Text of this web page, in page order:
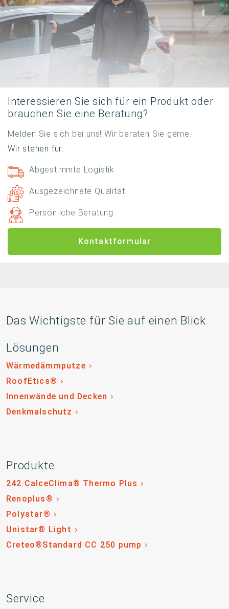
Interessieren Sie sich für ein Produkt oder
brauchen Sie eine Beratung?
Melden Sie sich bei uns! Wir beraten Sie gerne.
Wir stehen für:
Abgestimmte Logistik
Ausgezeichnete Qualität
Persönliche Beratung
Kontaktformular
Das Wichtigste für Sie auf einen Blick
Lösungen
Wärmedämmputze
RoofEtics®
Innenwände und Decken
Denkmalschutz
Produkte
242 CalceClima® Thermo Plus
Renoplus®
Polystar®
Unistar® Light
Creteo®Standard CC 250 pump
Service